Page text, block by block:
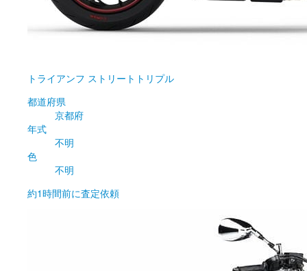
トライアンフ ストリートトリプル
都道府県
京都府
年式
不明
色
不明
約1時間前に査定依頼